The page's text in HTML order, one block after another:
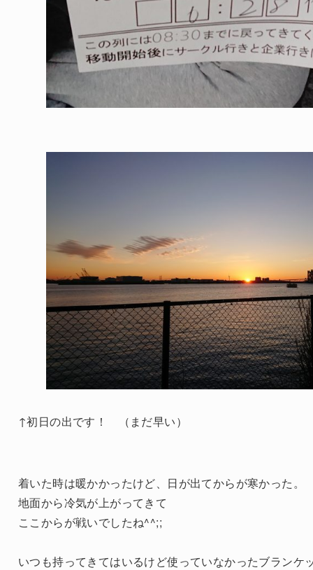
↑初日の出です！ （まだ早い）
着いた時は暖かかったけど、日が出てからが寒かった。
地面から冷気が上がってきて
ここからが戦いでしたね^^;;
いつも持ってきてはいるけど使っていなかったブランケ